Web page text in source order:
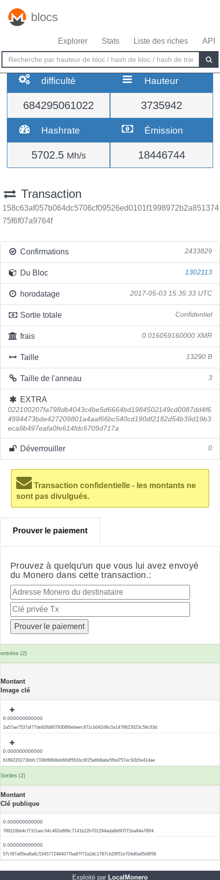
blocs
Explorer Stats Liste des riches API
difficulté
684295061022
Hauteur
3735942
Hashrate
5702.5 Mh/s
Émission
18446744
Transaction
158c63af057b064dc5706cf09526ed0101f1998972b2a851374
75f6f07a9764f
Confirmations 2433829
Du Bloc 1302113
horodatage 2017-05-03 15:35:33 UTC
Sortie totale Confidentiel
frais 0.016059160000 XMR
Taille 13290 B
Taille de l'anneau 3
EXTRA
022100207fa798db4043c4be5d6664bd1984502149cd0087dd4f6
4994473bde427209801a4aaf66bc540cd190df2182d54b39d19b3
eca9b497eafa0fe614fdc6709d717a
Déverrouiller 0
Transaction confidentielle - les montants ne
sont pas divulgués.
Prouver le paiement
Prouvez à quelqu'un que vous lui avez envoyé
du Monero dans cette transaction.:
entrées (2)
Montant
Image clé
0.000000000000
2a57ae7537af77de92fb9079306f6ebeec671cb042d9c0a1478623023c59c63d
0.000000000000
6169220273bbfc719bf68b8eb60df561bc8f25a6b8abe5fbd757ec92b5e414ae
Sorties (2)
Montant
Clé publique
0.000000000000
789110bb4cf71f1aec04c482e889c7141b22b701294ada6bf97f71ba64a78ff4
0.000000000000
57cf97a95ea8a6c5345772484077ba87f72a2dc1787cb29f51e704d0a95d9f56
Exploité par LocalMonero